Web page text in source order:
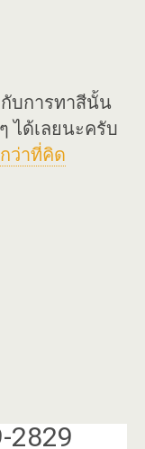
บการทาสีนั้น
ได้เลยนะครับ
ว่าที่คิด
2829